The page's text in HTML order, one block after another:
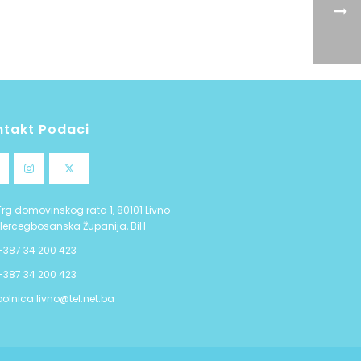
Podaci
domovinskog rata 1, 80101 Livno
Županija, BiH
34 200 423
34 200 423